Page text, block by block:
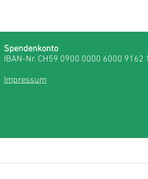
Spendenkonto
IBAN-Nr. CH59 0900 0000 6000 9162 1
Impressum